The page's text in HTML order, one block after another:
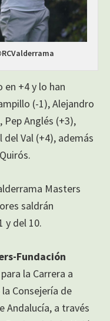
+4 y lo han
(-1), Alejandro
Pep Anglés (+3),
del Val (+4), además
Masters
saldrán
y del 10.
Fundación
la Carrera a
Consejería de
Andalucía, a través